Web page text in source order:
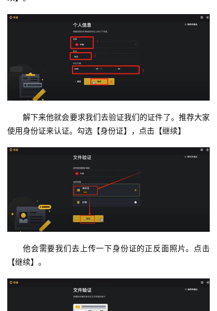
解下来他就会要求我们去验证我们的证件了。推荐大家
使用身份证来认证。勾选【身份证】，点击【继续】
他会需要我们去上传一下身份证的正反面照片。点击
【继续】。